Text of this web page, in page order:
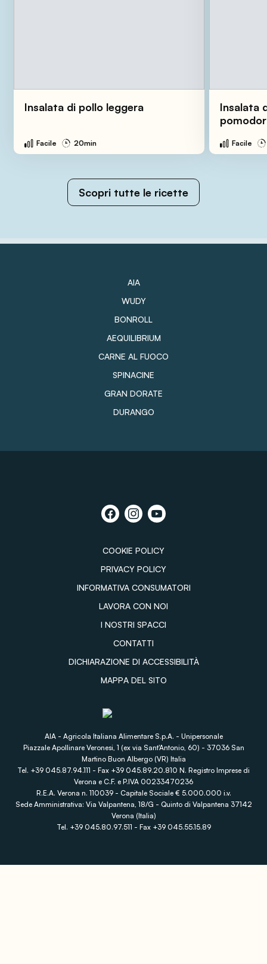
Insalata di pollo leggera
Facile 20min
Insalata
Facile
Scopri tutte le ricette
AIA
WUDY
BONROLL
AEQUILIBRIUM
CARNE AL FUOCO
SPINACINE
GRAN DORATE
DURANGO
COOKIE POLICY
PRIVACY POLICY
INFORMATIVA CONSUMATORI
LAVORA CON NOI
I NOSTRI SPACCI
CONTATTI
DICHIARAZIONE DI ACCESSIBILITÀ
MAPPA DEL SITO
AIA - Agricola Italiana Alimentare S.p.A. - Unipersonale
Piazzale Apollinare Veronesi, 1 (ex via Sant'Antonio, 60) - 37036 San
Martino Buon Albergo (VR) Italia
Tel. +39 045.87.94.111 - Fax +39 045.89.20.810 N. Registro Imprese di
Verona e C.F. e P.IVA 00233470236
R.E.A. Verona n. 110039 - Capitale Sociale € 5.000.000 i.v.
Sede Amministrativa: Via Valpantena, 18/G - Quinto di Valpantena 37142
Verona (Italia)
Tel. +39 045.80.97.511 - Fax +39 045.55.15.89